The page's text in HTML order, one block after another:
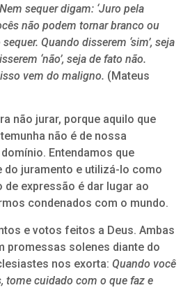
sequer digam: ‘Juro pela
não podem tornar branco ou
Quando disserem ‘sim’, seja
‘não’, seja de fato não.
vem do maligno. (Mateus
não jurar, porque aquilo que
não é de nossa
Entendamos que
do juramento e utilizá-lo como
expressão é dar lugar ao
condenados com o mundo.
e votos feitos a Deus. Ambas
promessas solenes diante do
nos exorta: Quando você
tome cuidado com o que faz e